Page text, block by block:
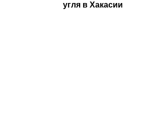
угля в Хакасии